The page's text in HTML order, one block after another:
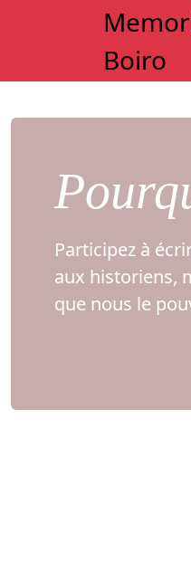
Boiro
Participez à
aux historiens,
que nous le